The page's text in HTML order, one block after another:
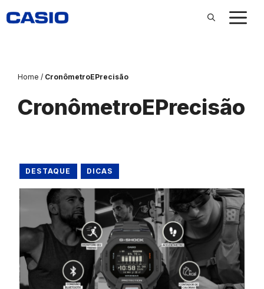
para
Home / CronômetroEPrecisão
CronômetroEPrecisão
DESTAQUE DICAS